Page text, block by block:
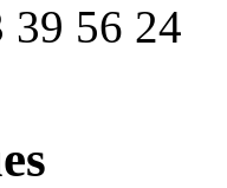
39 56 24